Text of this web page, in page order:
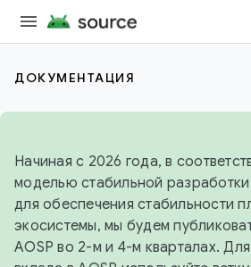
ДОКУМЕНТАЦИЯ
Начиная с 2026 года, в
моделью стабильной
для обеспечения стабильности
экосистемы, мы будем
AOSP во 2-м и 4-м кварталах.